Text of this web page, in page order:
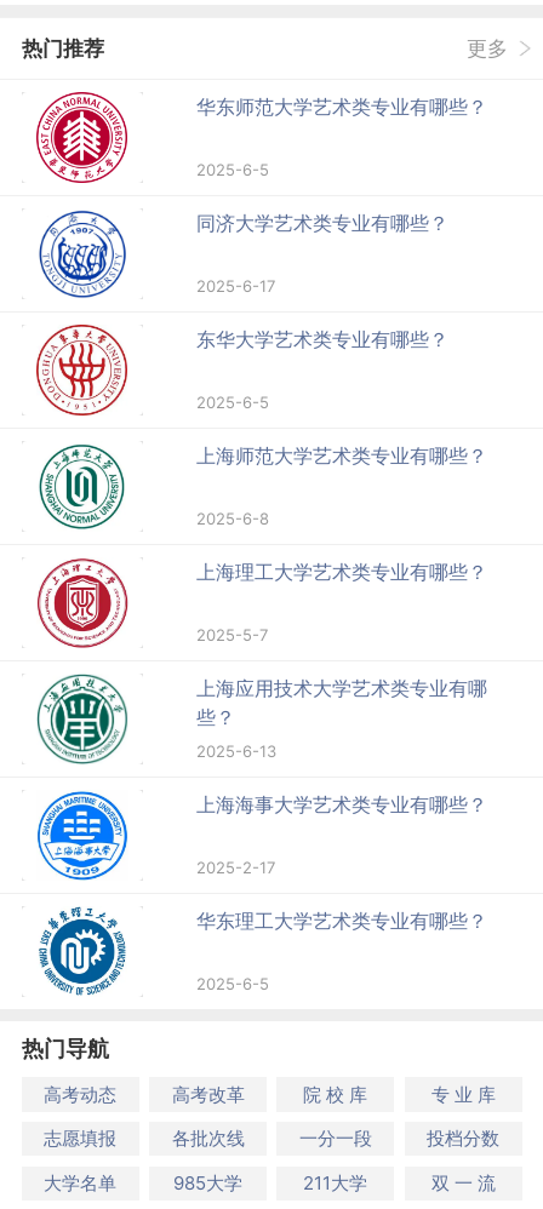
热门推荐 更多
华东师范大学艺术类专业有哪些？
2025-6-5
同济大学艺术类专业有哪些？
2025-6-17
东华大学艺术类专业有哪些？
2025-6-5
上海师范大学艺术类专业有哪些？
2025-6-8
上海理工大学艺术类专业有哪些？
2025-5-7
上海应用技术大学艺术类专业有哪
些？
2025-6-13
上海海事大学艺术类专业有哪些？
2025-2-17
华东理工大学艺术类专业有哪些？
2025-6-5
热门导航
高考动态 高考改革 院 校 库
专 业 库
志愿填报
各批次线 一分一段
投档分数
大学名单
985大学 211大学 双 一 流